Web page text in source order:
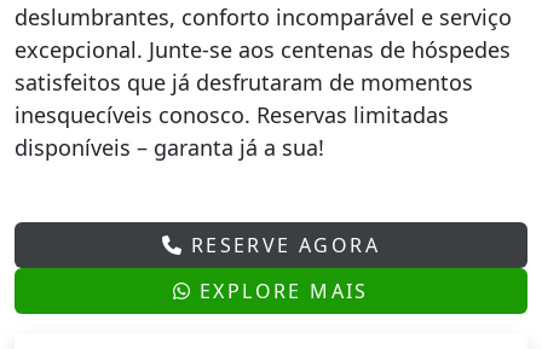
deslumbrantes, conforto incomparável e serviço
excepcional. Junte-se aos centenas de hóspedes
satisfeitos que já desfrutaram de momentos
inesquecíveis conosco. Reservas limitadas
disponíveis – garanta já a sua!
RESERVE AGORA
EXPLORE MAIS